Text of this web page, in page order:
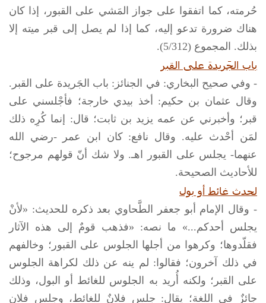
حُرمته، كما اتفقوا على جواز المَشي على القبور، إذا كان
هناك ضرورة تدعو إليه، كما إذا لم يصل إلى قبر ميته إلا
بذلك. المجموع (5/312).
باب الجَريدة على القبر
- وفي صحيح البخاري: في الجنائز: باب الجَريدة على القبر.
وقال عثمان بن حكيم: أخذ بيدي خارجة؛ فأجْلسني على
قبر؛ وأخبرني عن عمه يزيد بن ثابت؛ قال: إنما كُرِه ذلك
لمَن أحْدث عليه. وقال نافع: كان ابن عمر -رضي الله
عنهما- يجلس على القبور اهـ. ولا شك أنّ قولهم مرجوح؛
للأحاديث الصحيحة.
لحدث غائط أو بول
- وقال الإمام أبو جعفر الطَّحاوي بعد ذكره للحديث: «لأنْ
يجلس أحدكم...» ما نصه: «فذهب قومٌ إلى هذه الآثار
فقلّدوها؛ وكرهوا من أجلها الجلوس على القبور؛ وخالفهم
في ذلك آخرون؛ فقالوا: لم ينه عن ذلك لكراهة الجلوس
على القبر؛ ولكنه أُريد به الجلوس للغائط أو البول، وذلك
جائزٌ في اللغة؛ يقال: جلس فلانٌ للغائط، وجلس فلان